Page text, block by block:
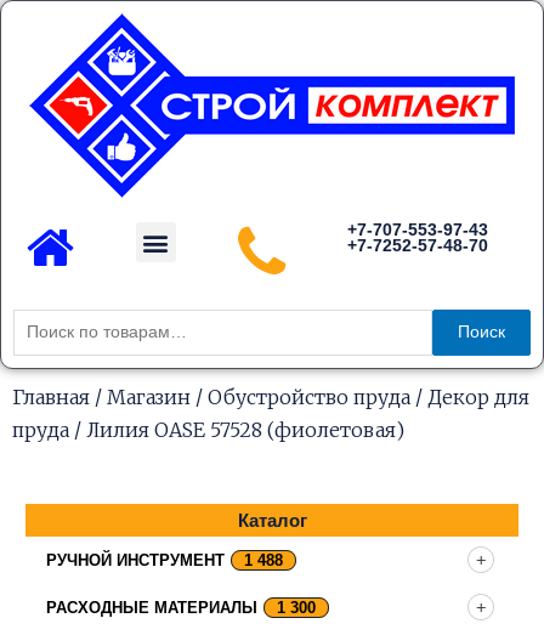
Перейти
содержимому
Menu
+7-707-553-97-43
+7-7252-57-48-70
Искать:
Поиск
Главная / Магазин / Обустройство пруда / Декор для
пруда / Лилия OASE 57528 (фиолетовая)
Каталог
РУЧНОЙ ИНСТРУМЕНТ 1 488
РАСХОДНЫЕ МАТЕРИАЛЫ 1 300